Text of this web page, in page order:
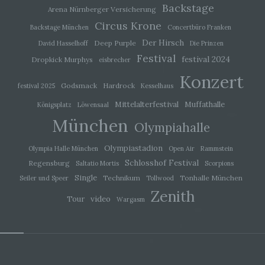
Arena Nürnberger Versicherung Backstage
Backstage München Circus Krone
Concertbüro Franken
David Hasselhoff
Deep Purple Der Hirsch Die Prinzen
Dropkick Murphys eisbrecher Festival festival 2024
festival 2025 Godsmack Hardrock Kesselhaus Konzert
Königsplatz Löwensaal Mittelalterfestival Muffathalle
München Olympiahalle
Olympia Halle München Olympiastadion Open Air Rammstein
Regensburg Saltatio Mortis Schlosshof Festival
Scorpions
Seiler und Speer
Single Technikum Tollwood Tonhalle München
Tour video Wargasm Zenith
i) Empfänger
Empfänger ist eine natürliche oder juristische
Person, Behörde, Einrichtung oder andere Stelle,
der personenbezogene Daten offengelegt
werden, unabhängig davon, ob es sich bei ihr um
einen Dritten handelt oder nicht. Behörden, die im
Untersuchungsauftrags nach dem Unionsrecht
oder dem Recht der Mitgliedstaaten
möglicherweise personenbezogene Daten
erhalten, gelten jedoch nicht als Empfänger.
j) Dritter
Dritter ist eine natürliche oder juristische Person,